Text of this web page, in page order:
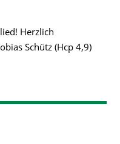
Herzlich
Schütz (Hcp 4,9)